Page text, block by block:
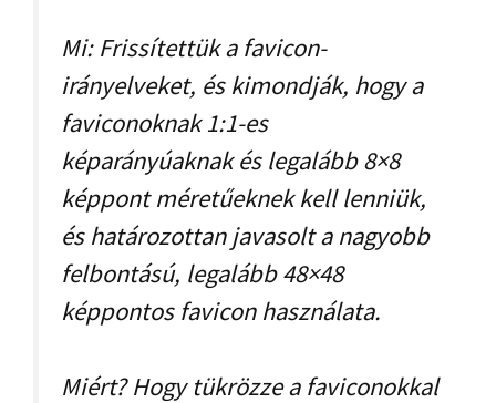
Mi: Frissítettük a favicon-
irányelveket, és kimondják, hogy a
faviconoknak 1:1-es
képarányúaknak és legalább 8×8
képpont méretűeknek kell lenniük,
és határozottan javasolt a nagyobb
felbontású, legalább 48×48
képpontos favicon használata.
Miért? Hogy tükrözze a faviconokkal